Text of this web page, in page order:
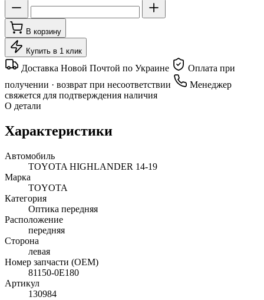
В корзину
Купить в 1 клик
Доставка Новой Почтой по Украине
Оплата при
получении · возврат при несоответствии
Менеджер
свяжется для подтверждения наличия
О детали
Характеристики
Автомобиль
TOYOTA HIGHLANDER 14-19
Марка
TOYOTA
Категория
Оптика передняя
Расположение
передняя
Сторона
левая
Номер запчасти (OEM)
81150-0E180
Артикул
130984